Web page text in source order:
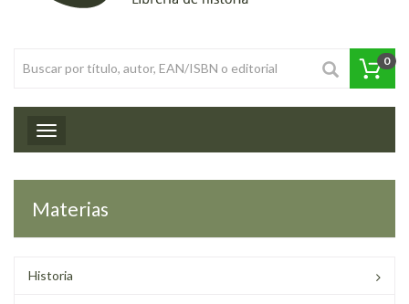
0
Toggle navigation
Materias
Historia